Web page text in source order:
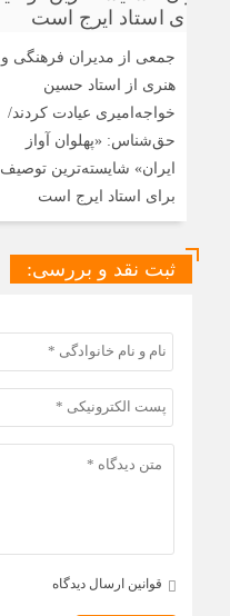
جمعی از مدیران فرهنگی و
هنری از استاد حسین
خواجه‌امیری عیادت کردند/
حق‌شناس: «پهلوان آواز
ایران» شایسته‌ترین توصیف
برای استاد ایرج است
ثبت نقد و بررسی:
قوانین ارسال دیدگاه